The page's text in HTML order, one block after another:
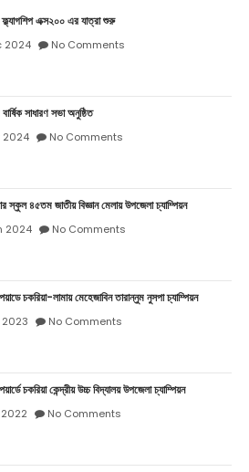
এক্স২০০ এর যাত্রা শুরু
2024 No Comments
সাধারণ সভা অনুষ্ঠিত
2024 No Comments
স্কুল ৪৫তম জাতীয় বিজ্ঞান মেলায় উপজেলা চ্যাম্পিয়ন
2024 No Comments
চকরিয়া-লামায় মেহেজাবিন তারান্নুম নুসপা চ্যাম্পিয়ন
2023 No Comments
চকরিয়া কেন্দ্রীয় উচ্চ বিদ্যালয় উপজেলা চ্যাম্পিয়ন
2022 No Comments